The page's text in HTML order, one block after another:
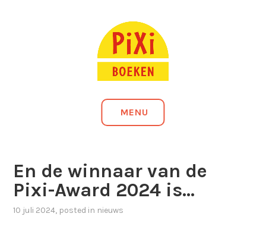
PIXI-BOEKEN
MENU
En de winnaar van de
Pixi-Award 2024 is…
10 juli 2024, posted in nieuws